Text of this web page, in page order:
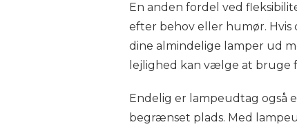
En anden fordel ved
efter behov eller humør.
dine almindelige lamper ud
lejlighed kan vælge at bruge
Endelig er lampeudtag også
begrænset plads. Med